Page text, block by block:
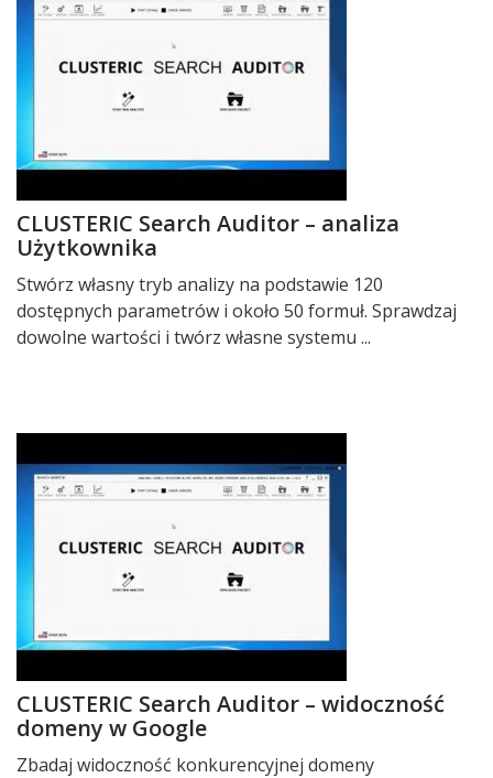
CLUSTERIC Search Auditor – analiza
Użytkownika
Stwórz własny tryb analizy na podstawie 120
dostępnych parametrów i około 50 formuł. Sprawdzaj
dowolne wartości i twórz własne systemu ...
CLUSTERIC Search Auditor – widoczność
domeny w Google
Zbadaj widoczność konkurencyjnej domeny